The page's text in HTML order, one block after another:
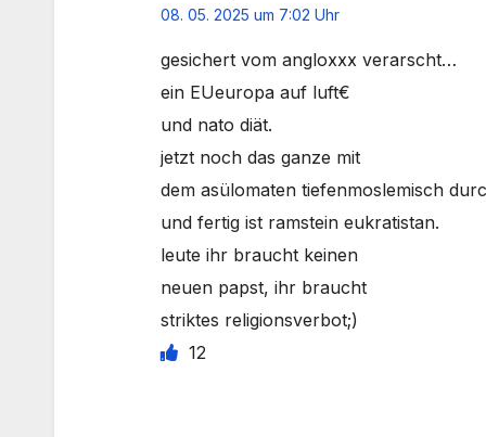
08. 05. 2025 um 7:02 Uhr
gesichert vom angloxxx verarscht…
ein EUeuropa auf luft€
und nato diät.
jetzt noch das ganze mit
dem asülomaten tiefenmoslemisch
und fertig ist ramstein eukratistan.
leute ihr braucht keinen
neuen papst, ihr braucht
striktes religionsverbot;)
12